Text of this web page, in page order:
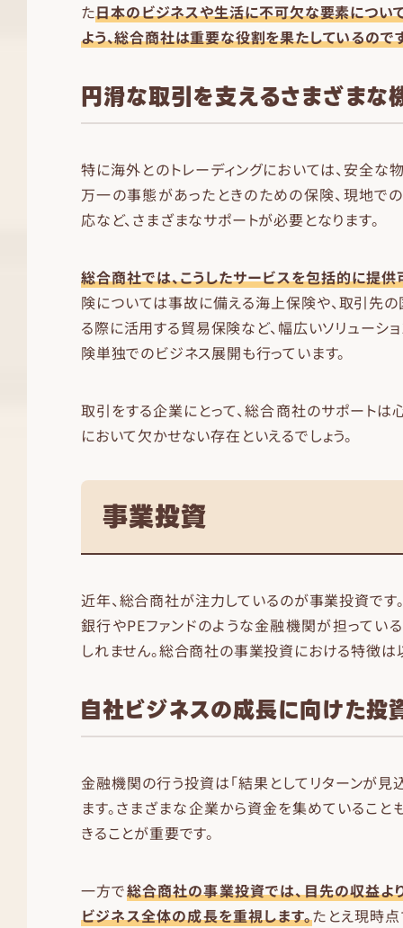
た日本のビジネスや生活に不可欠な要素につい
よう、総合商社は重要な役割を果たしているので
円滑な取引を支えるさまざまな
特に海外とのトレーディングにおいては、安全な
万一の事態があったときのための保険、現地で
応など、さまざまなサポートが必要となります。
総合商社では、こうしたサービスを包括的に提供
険については事故に備える海上保険や、取引先
る際に活用する貿易保険など、幅広いソリューシ
険単独でのビジネス展開も行っています。
取引をする企業にとって、総合商社のサポートは
において欠かせない存在といえるでしょう。
事業投資
近年、総合商社が注力しているのが事業投資です
銀行やPEファンドのような金融機関が担ってい
しれません。総合商社の事業投資における特徴は
自社ビジネスの成長に向けた投
金融機関の行う投資は「結果としてリターンが見
ます。さまざまな企業から資金を集めていること
きることが重要です。
一方で総合商社の事業投資では、目先の収益よ
ビジネス全体の成長を重視します。たとえ現時